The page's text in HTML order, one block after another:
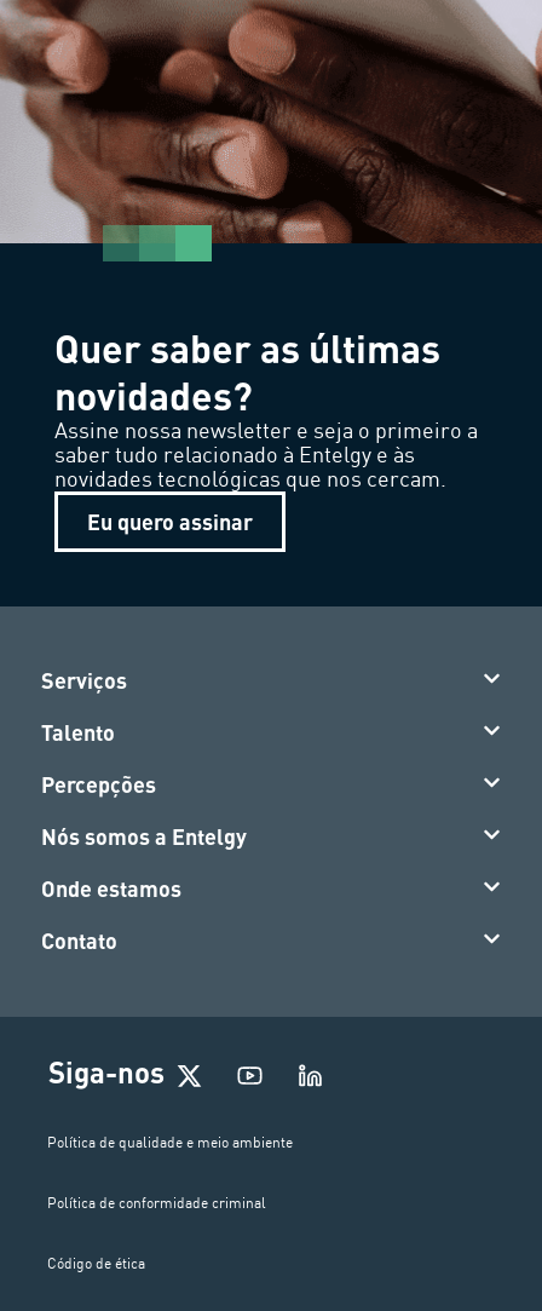
Quer saber as últimas
novidades?
Assine nossa newsletter e seja o primeiro a
saber tudo relacionado à Entelgy e às
novidades tecnológicas que nos cercam.
Eu quero assinar
Serviços
Talento
Percepções
Nós somos a Entelgy
Onde estamos
Contato
Siga-nos
Política de qualidade e meio ambiente
Política de conformidade criminal
Código de ética